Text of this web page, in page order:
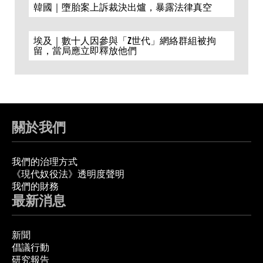
韓國｜墮胎案上訴裁決出爐，暴露法律真空
埃及｜數十人因參與「Z世代」網絡群組被拘
留，當局應立即釋放他們
關於我們
我們的治理方式
《現代奴役法》透明度聲明
我們的財務
最新消息
新聞
倡議行動
研究報告